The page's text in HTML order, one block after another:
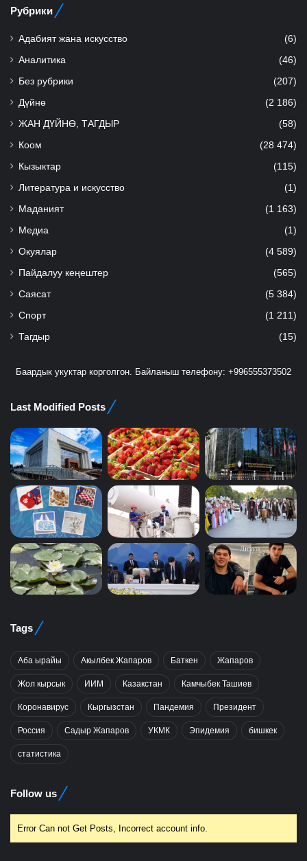
Рубрики
Адабият жана искусство (6)
Аналитика (46)
Без рубрики (207)
Дүйнө (2 186)
ЖАН ДҮЙНӨ, ТАГДЫР (58)
Коом (28 474)
Кызыктар (115)
Литература и искусство (1)
Маданият (1 163)
Медиа (1)
Окуялар (4 589)
Пайдалуу кеңештер (565)
Саясат (5 384)
Спорт (1 211)
Тагдыр (15)
Баардык укуктар корголгон. Байланыш телефону: +996555373502
Last Modified Posts
Tags
Аба ырайы Акылбек Жапаров Баткен Жапаров
Жол кырсык ИИМ Казакстан Камчыбек Ташиев
Коронавирус Кыргызстан Пандемия Президент
Россия Садыр Жапаров УКМК Эпидемия бишкек
статистика
Follow us
Error Can not Get Posts, Incorrect account info.